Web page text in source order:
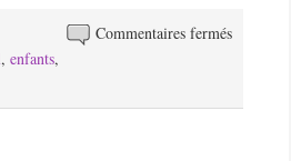
Commentaires ferméssur
22
, enfants,